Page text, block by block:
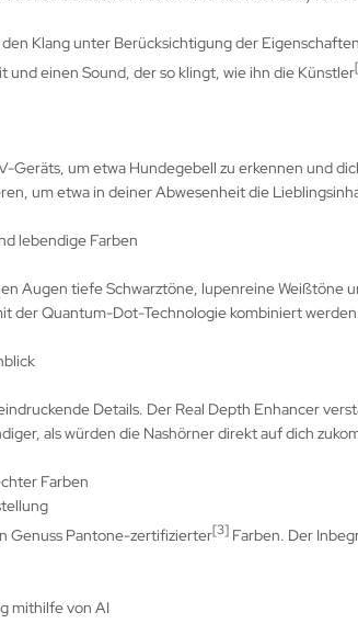
Klang unter Berücksichtigung der
und einen Sound, der so klingt, wie ihn die Künstler
Geräts, um etwa Hundegebell zu erkennen und
um etwa in deiner Abwesenheit die
lebendige Farben
Augen tiefe Schwarztöne, lupenreine
der Quantum-Dot-Technologie kombiniert
Details. Der Real Depth Enhancer
als würden die Nashörner direkt auf dich
Farben
Genuss Pantone-zertifizierter[3] Farben. Der
mithilfe von AI